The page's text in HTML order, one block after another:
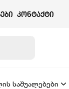
ᲙᲝᲜᲢᲐᲥᲢᲘ
საშუალებები